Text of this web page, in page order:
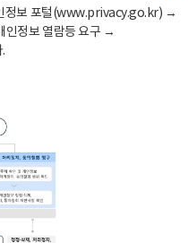
정보 포털(www.privacy.go.kr) →
인정보 열람등 요구 →